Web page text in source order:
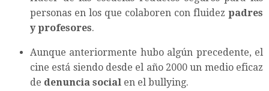
personas en los que colaboren con fluidez padres
y profesores.
Aunque anteriormente hubo algún precedente, el
cine está siendo desde el año 2000 un medio eficaz
de denuncia social en el bullying.